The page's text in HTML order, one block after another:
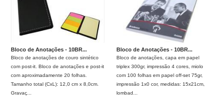
Bloco de Anotações - 10BR...
Bloco de anotações de couro sintético
com post-it. Bloco de anotações e post-it
com aproximadamente 20 folhas.
Tamanho total (CxL): 12,0 cm x 8,0cm.
Gravaç...
Bloco de Anotações - 10BR...
Bloco de anotações, capa em papel
triplex 300gr, impressão 4 cores, miolo
com 100 folhas em papel off-set 75gr,
impressão 1x0 cor, medidas: 15x21cm,
lombad...